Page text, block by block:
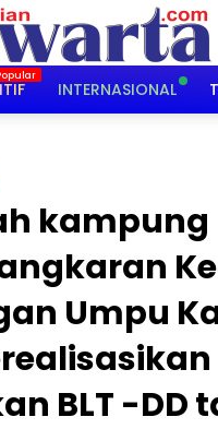
INTERNASIONAL
kampung
Umpu
BLT -DD